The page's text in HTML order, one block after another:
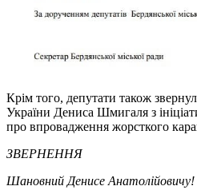
Крім того, депутати також
України Дениса Шмигаля з
про впровадження жорсткого
ЗВЕРНЕННЯ
Шановний Денисе Анатолійовичу!